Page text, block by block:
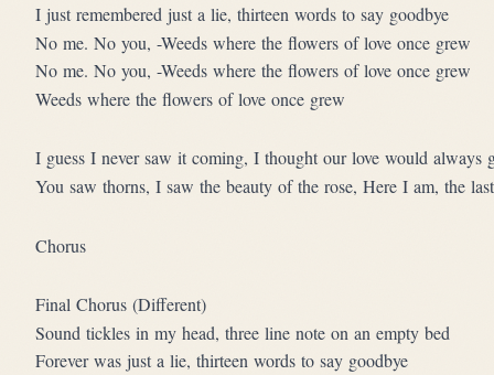
I just remembered just a lie, thirteen words to say goodbye
No me. No you, -Weeds where the flowers of love once grew
No me. No you, -Weeds where the flowers of love once grew
Weeds where the flowers of love once grew
I guess I never saw it coming, I thought our love would always
You saw thorns, I saw the beauty of the rose, Here I am, the
Chorus
Final Chorus (Different)
Sound tickles in my head, three line note on an empty bed
Forever was just a lie, thirteen words to say goodbye